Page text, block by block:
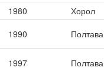
1980
Хорол
1990 Полтава
1997 Полтава